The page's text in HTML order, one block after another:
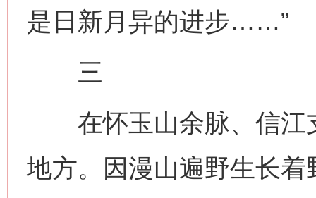
是日新月异的进步……”
三
在怀玉山余脉、信江
地方。因漫山遍野生长